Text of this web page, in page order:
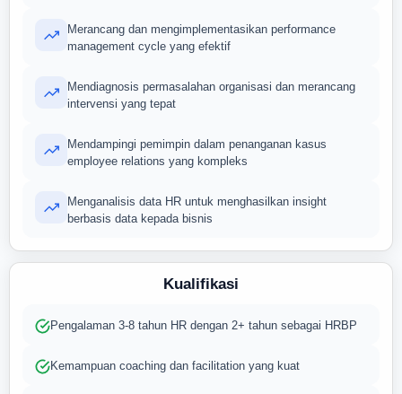
Merancang dan mengimplementasikan performance
management cycle yang efektif
Mendiagnosis permasalahan organisasi dan merancang
intervensi yang tepat
Mendampingi pemimpin dalam penanganan kasus
employee relations yang kompleks
Menganalisis data HR untuk menghasilkan insight
berbasis data kepada bisnis
Kualifikasi
Pengalaman 3-8 tahun HR dengan 2+ tahun sebagai HRBP
Kemampuan coaching dan facilitation yang kuat